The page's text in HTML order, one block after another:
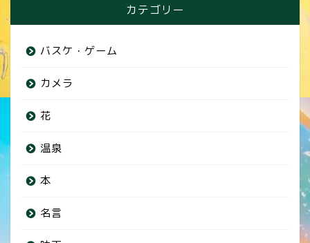
カテゴリー
バスケ・ゲーム
カメラ
花
温泉
本
名言